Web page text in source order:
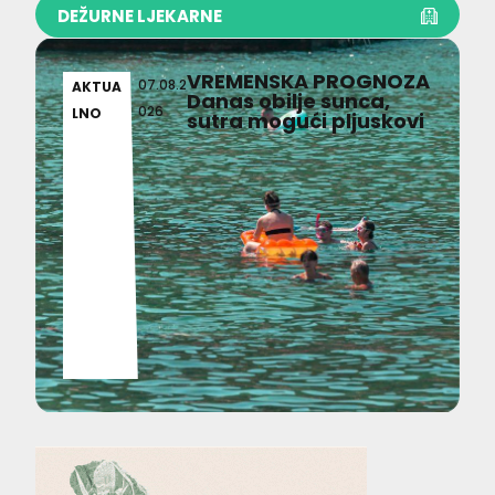
DEŽURNE LJEKARNE
AKTUA
LNO
07.08.2
026
VREMENSKA PROGNOZA
Danas obilje sunca,
sutra mogući pljuskovi